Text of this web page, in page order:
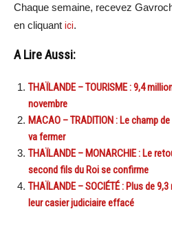
Chaque semaine, recevez
en cliquant ici.
A Lire Aussi:
THAÏLANDE – TOURISME : 9,4
novembre
MACAO – TRADITION : Le champ
va fermer
THAÏLANDE – MONARCHIE : Le
second fils du Roi se confirme
THAÏLANDE – SOCIÉTÉ : Plus de
leur casier judiciaire effacé